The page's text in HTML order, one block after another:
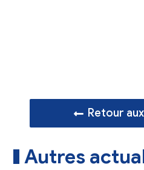
Retour
Autres